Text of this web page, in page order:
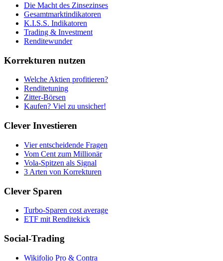
Die Macht des Zinsezinses
Gesamtmarktindikatoren
K.I.S.S. Indikatoren
Trading & Investment
Renditewunder
Korrekturen nutzen
Welche Aktien profitieren?
Renditetuning
Zitter-Börsen
Kaufen? Viel zu unsicher!
Clever Investieren
Vier entscheidende Fragen
Vom Cent zum Millionär
Vola-Spitzen als Signal
3 Arten von Korrekturen
Clever Sparen
Turbo-Sparen cost average
ETF mit Renditekick
Social-Trading
Wikifolio Pro & Contra